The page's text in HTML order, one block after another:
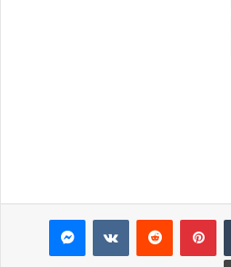
بينتيريست ماسنجر
طباعة